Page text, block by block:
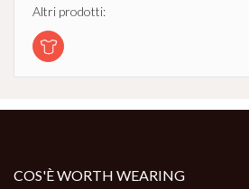
Altri prodotti:
COS'È WORTH WEARING